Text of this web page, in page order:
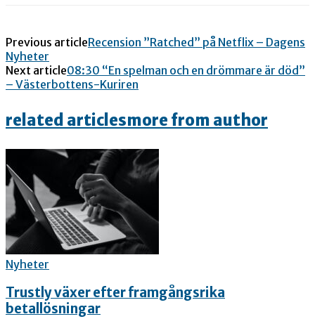
Previous articleRecension ”Ratched” på Netflix – Dagens
Nyheter
Next article08:30 “En spelman och en drömmare är död”
– Västerbottens-Kuriren
related articlesmore from author
Nyheter
Trustly växer efter framgångsrika
betallösningar